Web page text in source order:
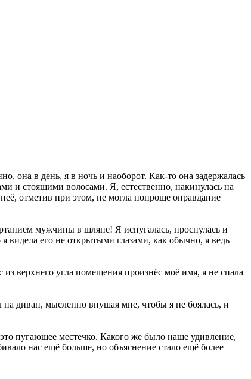
она в день, я в ночь и наоборот. Как-то она задержалась
и стоящими волосами. Я, естественно, накинулась на
отметив при этом, не могла попроще оправдание
мужчины в шляпе! Я испугалась, проснулась и
видела его не открытыми глазами, как обычно, я ведь
верхнего угла помещения произнёс моё имя, я не спала
диван, мысленно внушая мне, чтобы я не боялась, и
пугающее местечко. Какого же было наше удивление,
нас ещё больше, но объяснение стало ещё более